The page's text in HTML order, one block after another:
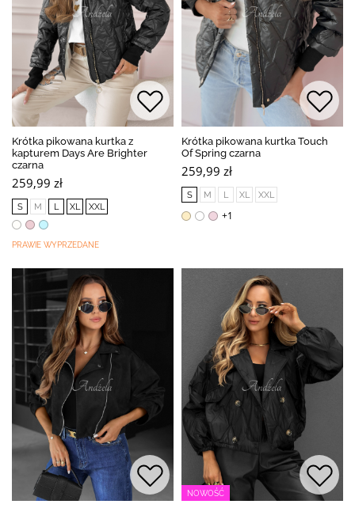
Krótka pikowana kurtka z
kapturem Days Are Brighter
czarna
259,99 zł
S M L XL XXL
PRAWIE WYPRZEDANE
Krótka pikowana kurtka Touch
Of Spring czarna
259,99 zł
S M L XL XXL
+1
NOWOŚĆ